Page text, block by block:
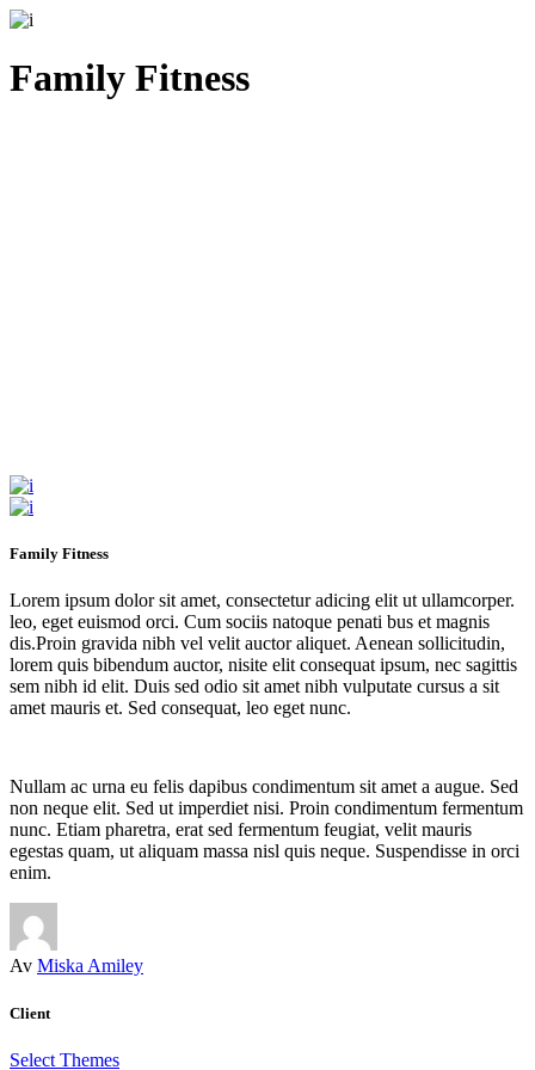
Family Fitness
Family Fitness
Lorem ipsum dolor sit amet, consectetur adicing elit ut ullamcorper.
leo, eget euismod orci. Cum sociis natoque penati bus et magnis
dis.Proin gravida nibh vel velit auctor aliquet. Aenean sollicitudin,
lorem quis bibendum auctor, nisite elit consequat ipsum, nec sagittis
sem nibh id elit. Duis sed odio sit amet nibh vulputate cursus a sit
amet mauris et. Sed consequat, leo eget nunc.
Nullam ac urna eu felis dapibus condimentum sit amet a augue. Sed
non neque elit. Sed ut imperdiet nisi. Proin condimentum fermentum
nunc. Etiam pharetra, erat sed fermentum feugiat, velit mauris
egestas quam, ut aliquam massa nisl quis neque. Suspendisse in orci
enim.
Av Miska Amiley
Client
Select Themes